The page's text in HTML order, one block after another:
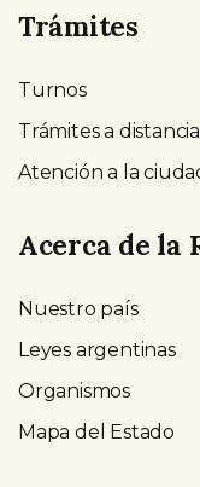
Trámites
Turnos
Trámites a distancia
Atención a la
Acerca de la
Nuestro país
Leyes argentinas
Organismos
Mapa del Estado